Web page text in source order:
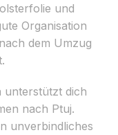
und
Organisation
dem Umzug
unterstützt dich
nach Ptuj.
unverbindliches